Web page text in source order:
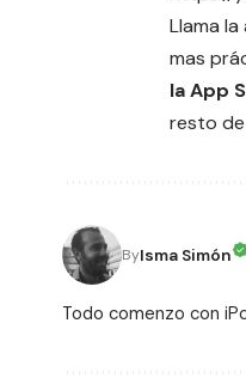
Llama
mas
la App
resto
ByIsma Simón
Todo comenzo con